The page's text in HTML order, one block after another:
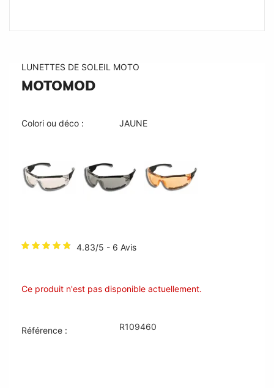
LUNETTES DE SOLEIL MOTO
MOTOMOD
Colori ou déco : JAUNE
4.83/5 - 6 Avis
Ce produit n'est pas disponible actuellement.
Référence : R109460